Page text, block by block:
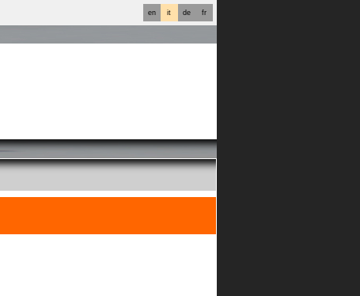
fr
de
it
en